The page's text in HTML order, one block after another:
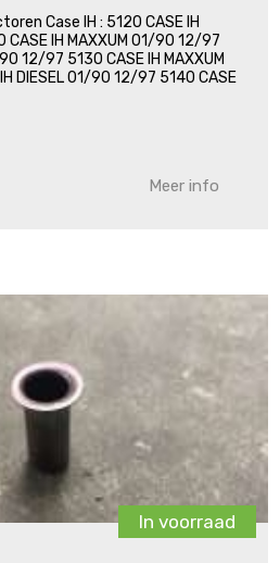
Case IH : 5120 CASE IH
IH MAXXUM 01/90 12/97
12/97 5130 CASE IH MAXXUM
DIESEL 01/90 12/97 5140 CASE
Meer info
In voorraad